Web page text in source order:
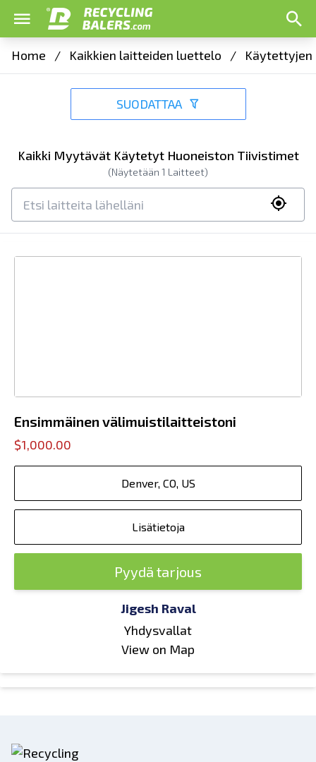
Home / Kaikkien laitteiden luettelo /
SUODATTAA
Kaikki Myytävät Käytetyt Huoneiston Tiivistimet
(Näytetään 1 Laitteet)
Ensimmäinen välimuistilaitteistoni
$1,000.00
Denver, CO, US
Lisätietoja
Pyydä tarjous
Jigesh Raval
Yhdysvallat
View on Map